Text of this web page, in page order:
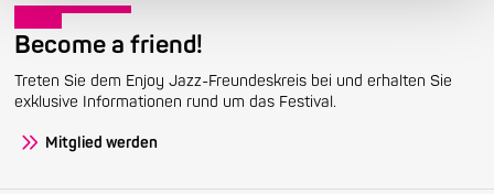
Become a friend!
Treten Sie dem Enjoy Jazz-Freundeskreis bei und erhalten Sie
exklusive Informationen rund um das Festival.
Mitglied werden